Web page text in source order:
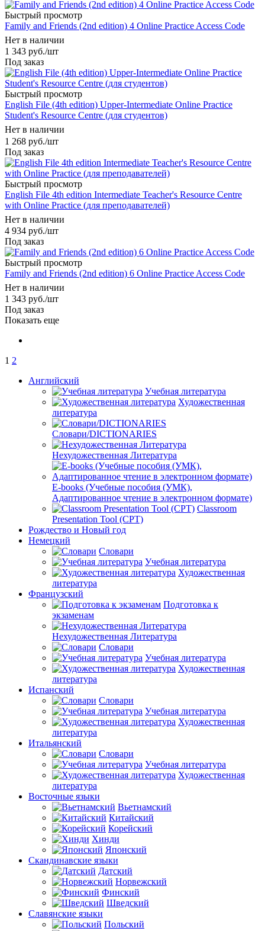
Быстрый просмотр
Family and Friends (2nd edition) 4 Online Practice Access Code
Нет в наличии
1 343 руб./шт
Под заказ
Быстрый просмотр
English File (4th edition) Upper-Intermediate Online Practice
Student's Resource Centre (для студентов)
Нет в наличии
1 268 руб./шт
Под заказ
Быстрый просмотр
English File 4th edition Intermediate Teacher's Resource Centre
with Online Practice (для преподавателей)
Нет в наличии
4 934 руб./шт
Под заказ
Быстрый просмотр
Family and Friends (2nd edition) 6 Online Practice Access Code
Нет в наличии
1 343 руб./шт
Под заказ
Показать еще
1 2
Английский
Учебная литература
Художественная
литература
Словари/DICTIONARIES
Нехудожественная Литература
E-books (Учебные пособия (УМК),
Адаптированное чтение в электронном формате)
Classroom
Presentation Tool (CPT)
Рождество и Новый год
Немецкий
Словари
Учебная литература
Художественная
литература
Французский
Подготовка к
экзаменам
Нехудожественная Литература
Словари
Учебная литература
Художественная
литература
Испанский
Словари
Учебная литература
Художественная
литература
Итальянский
Словари
Учебная литература
Художественная
литература
Восточные языки
Вьетнамский
Китайский
Корейский
Хинди
Японский
Скандинавские языки
Датский
Норвежский
Финский
Шведский
Славянские языки
Польский